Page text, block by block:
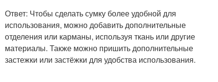
Ответ: Чтобы сделать сумку более удобной для
использования, можно добавить дополнительные
отделения или карманы, используя ткань или другие
материалы. Также можно пришить дополнительные
застежки или застёжки для удобства использования.